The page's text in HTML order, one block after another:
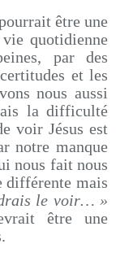
être une
quotidienne
par des
et les
nous aussi
la difficulté
voir Jésus est
notre manque
nous fait nous
différente mais
le voir… »
être une